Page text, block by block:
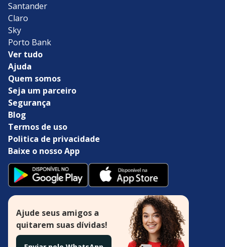
Santander
Claro
Sky
Porto Bank
Ver tudo
Ajuda
Quem somos
Seja um parceiro
Segurança
Blog
Termos de uso
Politica de privacidade
Baixe o nosso App
Ajude seus amigos a
quitarem suas dívidas!